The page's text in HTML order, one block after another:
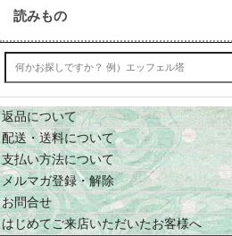
読みもの
返品について
配送・送料について
支払い方法について
メルマガ登録・解除
お問合せ
はじめてご来店いただいたお客様へ